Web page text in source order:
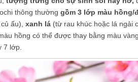
thông thường gồm 3 lớp màu hồng/
ấu), xanh lá (từ rau khúc hoặc lá ngải
hồng có thể được thay bằng màu
7 lớp.